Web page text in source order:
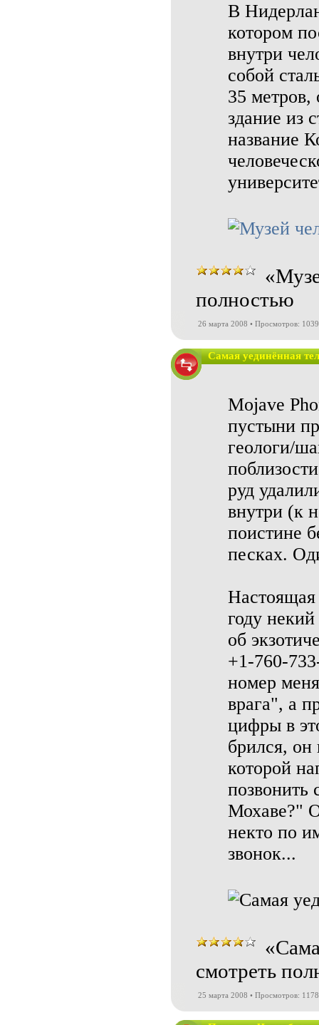
В
котором
внутри
собой
35
здание из
название
полностью
26 марта 2008 • Просмотров:
Самая уединённая
Mojave
пустыни
геологи/
руд
внутри (к
поистине
песках.
году
об
+1-760-
номер
врага", а
цифры в
брился, он
которой
позвонить
Мохаве?"
некто по
звонок...
смотреть
25 марта 2008 • Просмотров: